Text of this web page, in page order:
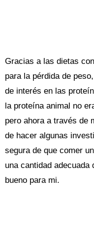
Gracias a las dietas con
para la pérdida de
de interés en las
la proteína animal no
pero ahora a través de
de hacer algunas
segura de que comer
una cantidad
bueno para mi.